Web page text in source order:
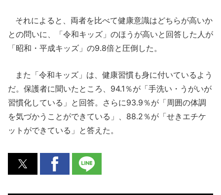
それによると、両者を比べて健康意識はどちらが高いか
との問いに、「令和キッズ」のほうが高いと回答した人が
「昭和・平成キッズ」の9.8倍と圧倒した。
また「令和キッズ」は、健康習慣も身に付いているよう
だ。保護者に聞いたところ、94.1％が「手洗い・うがいが
習慣化している」と回答。さらに93.9％が「周囲の体調
を気づかうことができている」、88.2％が「せきエチケ
ットができている」と答えた。